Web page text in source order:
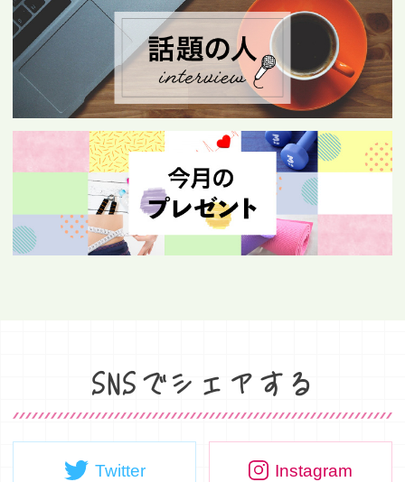
SNSでシェアする
Twitter Instagram